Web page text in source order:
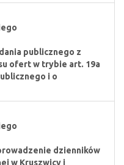
publicznego z
ofert w trybie art. 19a
i o
dzienników
w Kruszwicy i